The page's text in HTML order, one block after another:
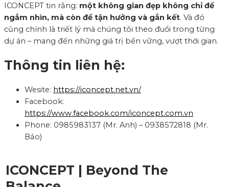
ICONCEPT tin rằng: một không gian đẹp không chỉ để
ngắm nhìn, mà còn để tận hưởng và gắn kết. Và đó
cũng chính là triết lý mà chúng tôi theo đuổi trong từng
dự án – mang đến những giá trị bền vững, vượt thời gian.
Thông tin liên hệ:
Wesite: https://iconcept.net.vn/
Facebook:
https://www.facebook.com/iconcept.com.vn
Phone: 0985983137 (Mr. Anh) – 0938572818 (Mr.
Bảo)
ICONCEPT | Beyond The